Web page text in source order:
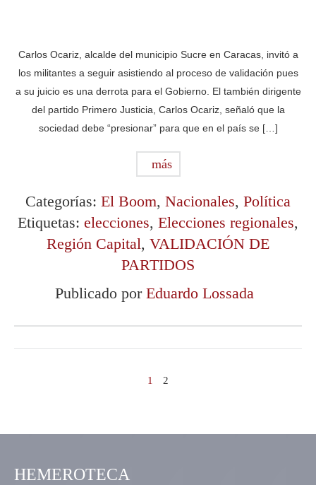
Carlos Ocariz, alcalde del municipio Sucre en Caracas, invitó a
los militantes a seguir asistiendo al proceso de validación pues
a su juicio es una derrota para el Gobierno. El también dirigente
del partido Primero Justicia, Carlos Ocariz, señaló que la
sociedad debe “presionar” para que en el país se […]
más
Categorías: El Boom, Nacionales, Política
Etiquetas: elecciones, Elecciones regionales,
Región Capital, VALIDACIÓN DE
PARTIDOS
Publicado por Eduardo Lossada
1 2
HEMEROTECA